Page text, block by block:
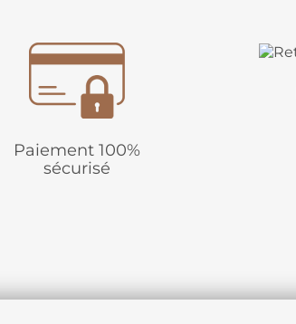
Paiement 100%
sécurisé